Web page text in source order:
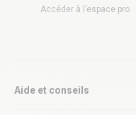
Accéder à l’espace pro
Aide et conseils